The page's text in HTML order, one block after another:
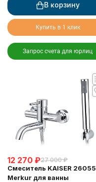
В корзину
Купить в 1 клик
Запрос счета для юрлиц
12 270 ₽27 000 ₽
Смеситель KAISER 26055
Merkur для ванны